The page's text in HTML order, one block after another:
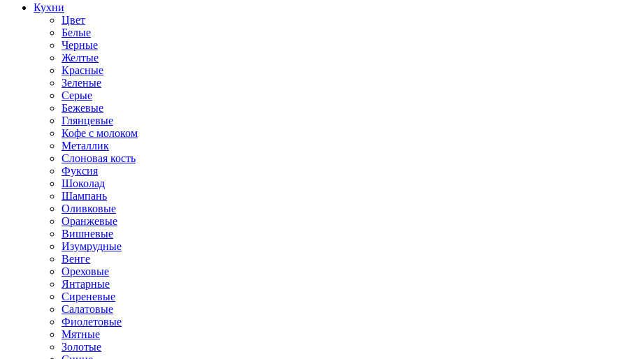
Кухни
Цвет
Белые
Черные
Желтые
Красные
Зеленые
Серые
Бежевые
Глянцевые
Кофе с молоком
Металлик
Слоновая кость
Фуксия
Шоколад
Шампань
Оливковые
Оранжевые
Вишневые
Изумрудные
Венге
Ореховые
Янтарные
Сиреневые
Салатовые
Фиолетовые
Мятные
Золотые